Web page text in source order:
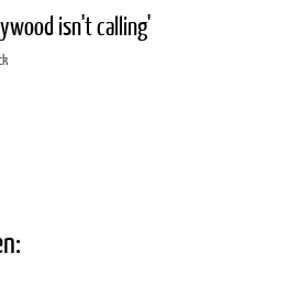
isn't calling'